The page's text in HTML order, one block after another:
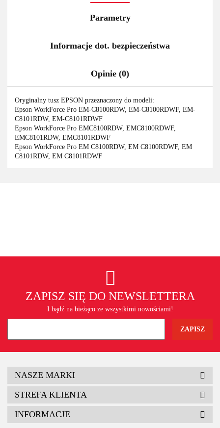
Parametry
Informacje dot. bezpieczeństwa
Opinie (0)
Oryginalny tusz EPSON przeznaczony do modeli:
Epson WorkForce Pro EM-C8100RDW, EM-C8100RDWF, EM-
C8101RDW, EM-C8101RDWF
Epson WorkForce Pro EMC8100RDW, EMC8100RDWF,
EMC8101RDW, EMC8101RDWF
Epson WorkForce Pro EM C8100RDW, EM C8100RDWF, EM
C8101RDW, EM C8101RDWF
ZAPISZ SIĘ DO NEWSLETTERA
I bądź na bieżąco ze wszystkimi nowościami!
NASZE MARKI
STREFA KLIENTA
INFORMACJE